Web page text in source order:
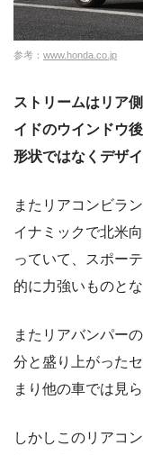
参考： www.honda.co.jp
ストリームはリア
イドのウインドウ
形状ではなくデザ
またリアコンビラ
イナミックで北米
っていて、スポー
的に力強いものとな
またリアバンパー
分と盛り上がった
まり他の車では見ら
しかしこのリアコ